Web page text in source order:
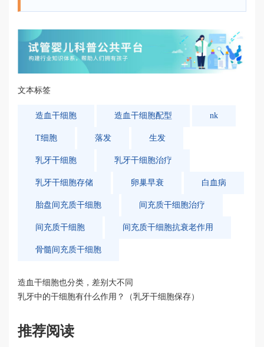
文本标签
造血干细胞 造血干细胞配型 nk
T细胞 落发 生发
乳牙干细胞 乳牙干细胞治疗
乳牙干细胞存储 卵巢早衰 白血病
胎盘间充质干细胞 间充质干细胞治疗
间充质干细胞 间充质干细胞抗衰老作用
骨髓间充质干细胞
造血干细胞也分类，差别大不同
乳牙中的干细胞有什么作用？（乳牙干细胞保存）
推荐阅读